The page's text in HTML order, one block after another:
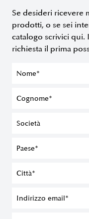
Se desideri ricevere
prodotti, o se sei
catalogo scrivici qui.
richiesta il prima